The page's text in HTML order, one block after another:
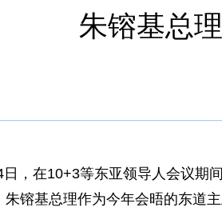
朱镕基总
在10+3等东亚领导人会议期间
镕基总理作为今年会晤的东道